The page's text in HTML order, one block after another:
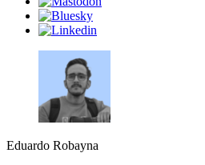
Eduardo Robayna